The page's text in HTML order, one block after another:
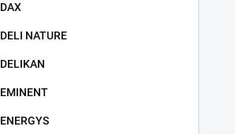
DAX
DELI NATURE
DELIKAN
EMINENT
ENERGYS